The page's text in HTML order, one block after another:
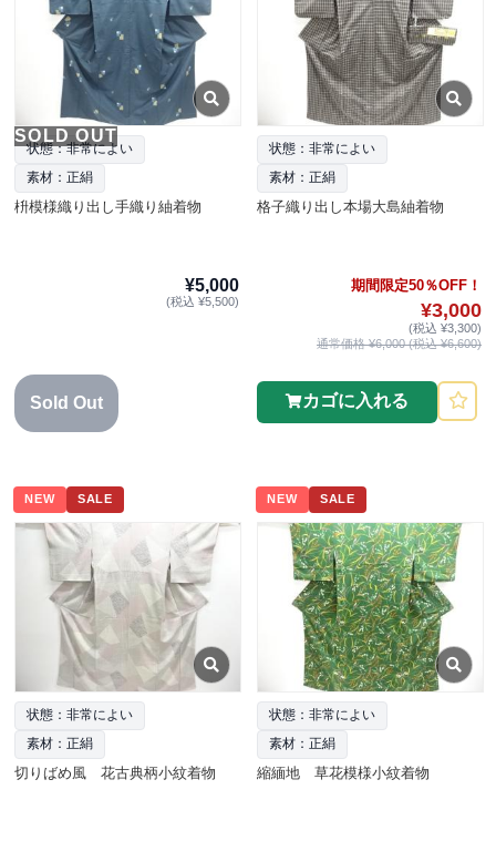
SOLD OUT
状態：非常によい
素材：正絹
枡模様織り出し手織り紬着物
¥5,000
(税込 ¥5,500)
Sold Out
状態：非常によい
素材：正絹
格子織り出し本場大島紬着物
期間限定50％OFF！
¥3,000
(税込 ¥3,300)
通常価格 ¥6,000 (税込 ¥6,600)
カゴに入れる
NEW SALE
状態：非常によい
素材：正絹
切りばめ風 花古典柄小紋着物
NEW SALE
状態：非常によい
素材：正絹
縮緬地 草花模様小紋着物